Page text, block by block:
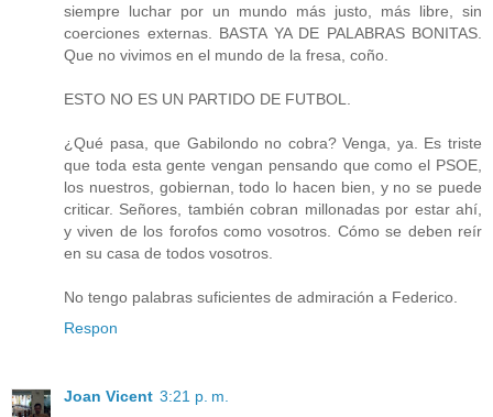
siempre luchar por un mundo más justo, más libre, sin
coerciones externas. BASTA YA DE PALABRAS BONITAS.
Que no vivimos en el mundo de la fresa, coño.
ESTO NO ES UN PARTIDO DE FUTBOL.
¿Qué pasa, que Gabilondo no cobra? Venga, ya. Es triste
que toda esta gente vengan pensando que como el PSOE,
los nuestros, gobiernan, todo lo hacen bien, y no se puede
criticar. Señores, también cobran millonadas por estar ahí,
y viven de los forofos como vosotros. Cómo se deben reír
en su casa de todos vosotros.
No tengo palabras suficientes de admiración a Federico.
Respon
Joan Vicent 3:21 p. m.